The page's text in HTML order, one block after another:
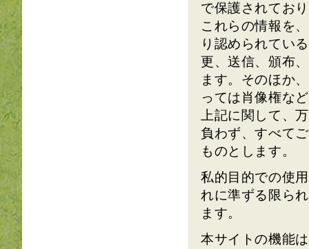
で保護されてお
これらの情報を
り認められてい
更、送信、頒布
ます。そのほか
っては肖像権な
上記に関して、
負わず、すべて
ものとします。
私的目的での使
れに準ずる限ら
ます。
本サイトの機能